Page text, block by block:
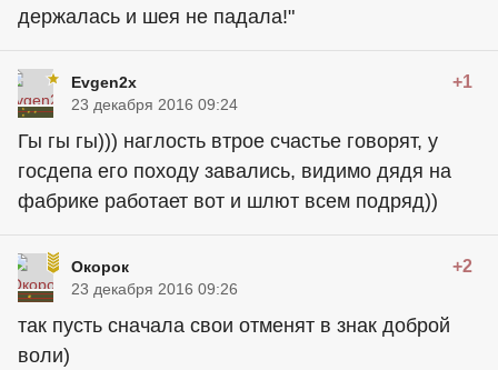
держалась и шея не падала!"
Evgen2x +1
23 декабря 2016 09:24
Гы гы гы))) наглость втрое счастье говорят, у
госдепа его походу завались, видимо дядя на
фабрике работает вот и шлют всем подряд))
Окорок +2
23 декабря 2016 09:26
так пусть сначала свои отменят в знак доброй
воли)